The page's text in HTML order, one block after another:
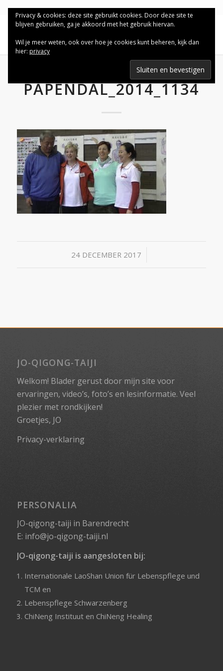
PAPENDAL_2014_1134
24 DECEMBER 2017
/
JO-QIGONG-TAIJI
Welkom! Blader gerust door mijn site voor
ervaringen, video’s, foto’s en lesinformatie. Veel
plezier met rondkijken!
Groetjes, JO
Privacy-verklaring
PERSONALIA
JO-qigong-taiji in Barendrecht
E: info@jo-qigong-taiji.nl
JO-qigong-taiji is aangesloten bij:
Internationale LaoShan Union für Lebenspflege und
TCM en
Lebenspflege Schwarzenberg
ChiNeng Instituuten ChiNeng Healing
Privacy & cookies: deze site gebruikt cookies. Door deze site te
blijven gebruiken, ga je akkoord met het gebruik hiervan.
Wil je meer weten, ook over hoe je cookies kunt beheren, kijk dan
hier: privacy